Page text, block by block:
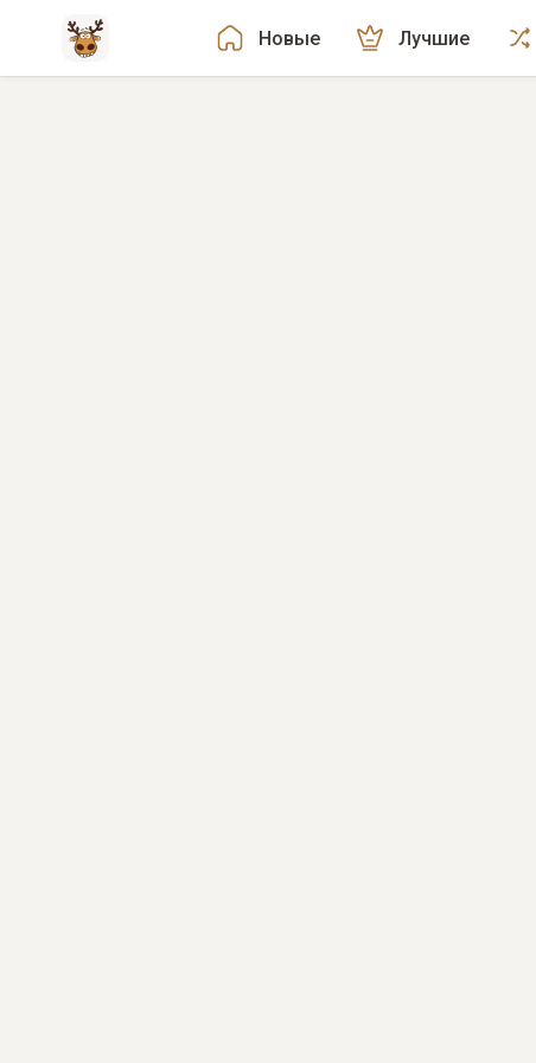
Новые Лучшие